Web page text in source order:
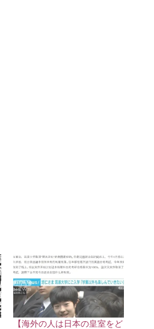
【海外の人は日本の皇室をど